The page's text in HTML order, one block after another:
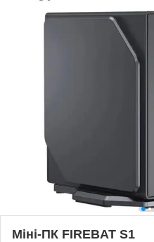
Міні-ПК FIREBAT S1